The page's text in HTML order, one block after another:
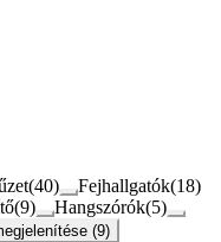
(40) Fejhallgatók(18)
(9) Hangszórók(5)
(9)